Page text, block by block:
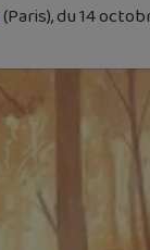
(Paris), du 14